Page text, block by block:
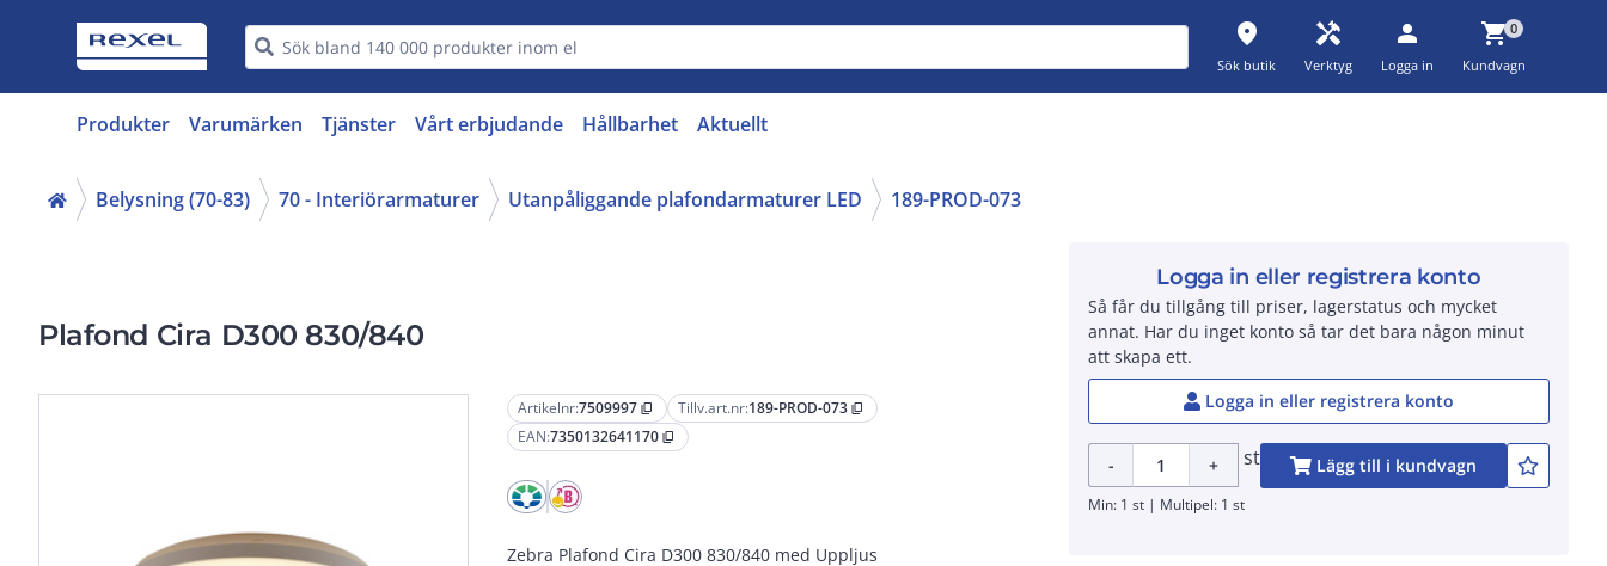
place
Sök butik
handyman
Verktyg
person
Logga in
shopping_cart0
Kundvagn
Produkter Varumärken Tjänster Vårt erbjudande Hållbarhet Aktuellt
Belysning (70-83) 70 - Interiörarmaturer Utanpåliggande plafondarmaturer LED 189-PROD-073
Plafond Cira D300 830/840
Artikelnr:7509997 content_copy Tillv.art.nr:189-PROD-073 content_copy
EAN:7350132641170 content_copy
Zebra Plafond Cira D300 830/840 med Uppljus
Logga in eller registrera konto
Så får du tillgång till priser, lagerstatus och mycket
annat. Har du inget konto så tar det bara någon minut
att skapa ett.
Logga in eller registrera konto
- + st Lägg till i kundvagn
Min: 1 st | Multipel: 1 st